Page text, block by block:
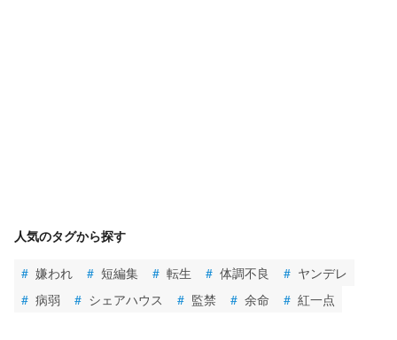
人気のタグから探す
# 嫌われ # 短編集 # 転生 # 体調不良 # ヤンデレ
# 病弱 # シェアハウス # 監禁 # 余命 # 紅一点